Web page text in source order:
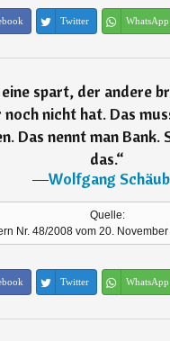
Twitter WhatsApp
spart, der andere
noch nicht hat. Das
Das nennt man Bank.
das.“
―Wolfgang
Quelle:
Nr. 48/2008 vom 20.
Twitter WhatsApp